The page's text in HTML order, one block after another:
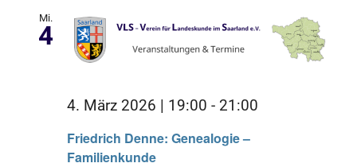
Mi.
4
Friedrich Denne: Genealogie –
Familienkunde
4. März 2026 | 19:00 - 21:00